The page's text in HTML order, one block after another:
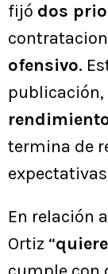
fijó dos
ofensivo.
publicación,
termina de
En relación
Ortiz “